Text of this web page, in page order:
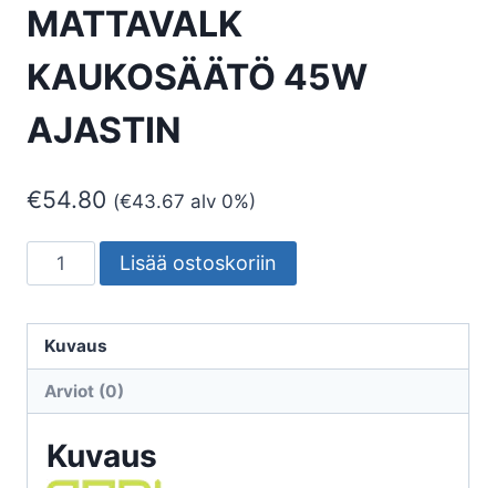
MATTAVALK
KAUKOSÄÄTÖ 45W
AJASTIN
€54.80 (€43.67 alv 0%)
TORNITUULETIN
OPAL
KAUKOSÄÄTÖ
45W
AJASTIN
Lisää ostoskoriin
Kuvaus
Arviot (0)
Kuvaus